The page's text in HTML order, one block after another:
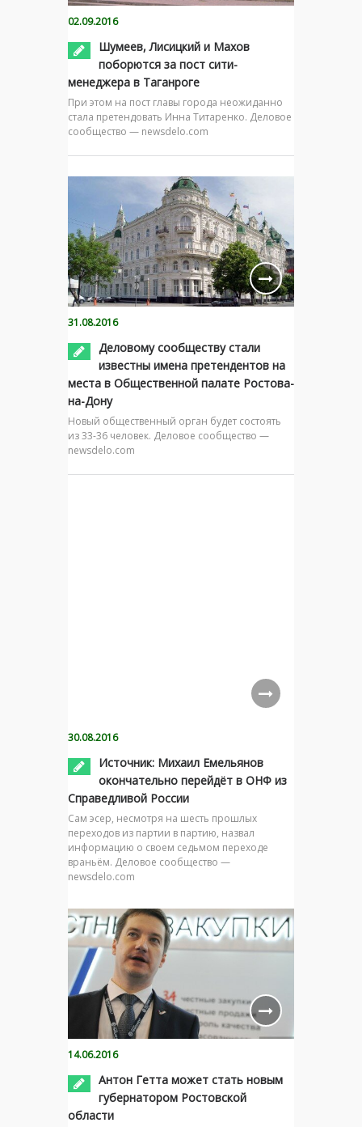
02.09.2016
Шумеев, Лисицкий и Махов
поборются за пост сити-
менеджера в Таганроге
При этом на пост главы города неожиданно
стала претендовать Инна Титаренко. Деловое
сообщество — newsdelo.com
31.08.2016
Деловому сообществу стали
известны имена претендентов на
места в Общественной палате Ростова-
на-Дону
Новый общественный орган будет состоять
из 33-36 человек. Деловое сообщество —
newsdelo.com
30.08.2016
Источник: Михаил Емельянов
окончательно перейдёт в ОНФ из
Справедливой России
Сам эсер, несмотря на шесть прошлых
переходов из партии в партию, назвал
информацию о своем седьмом переходе
враньём. Деловое сообщество —
newsdelo.com
14.06.2016
Антон Гетта может стать новым
губернатором Ростовской
области